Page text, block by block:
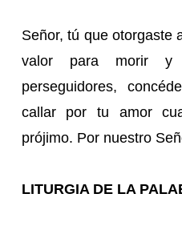
Señor, tú que otorgaste
valor para morir
perseguidores,
callar por tu amor
prójimo. Por nuestro
LITURGIA DE LA